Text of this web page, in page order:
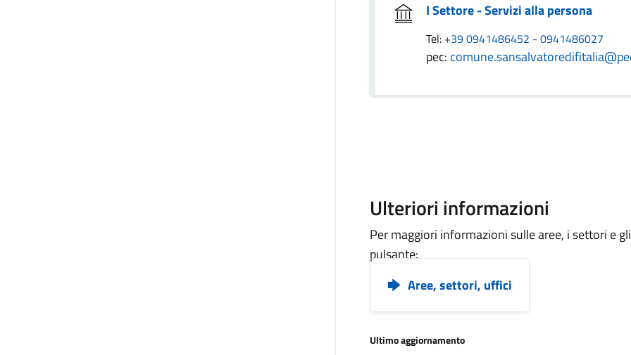
I Settore - Servizi alla persona
Tel: +39 0941486452 - 0941486027
pec:
Ulteriori informazioni
Per maggiori informazioni sulle aree, i settori e
pulsante:
Aree, settori, uffici
Ultimo aggiornamento